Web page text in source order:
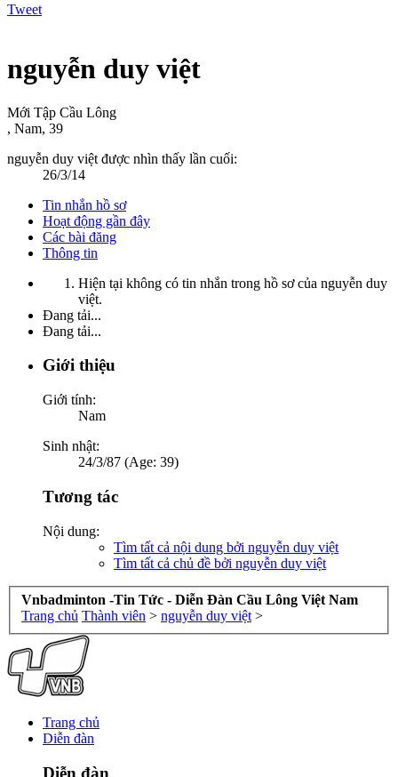
Tweet
nguyễn duy việt
Mới Tập Cầu Lông
, Nam, 39
nguyễn duy việt được nhìn thấy lần cuối:
26/3/14
Tin nhắn hồ sơ
Hoạt động gần đây
Các bài đăng
Thông tin
Hiện tại không có tin nhắn trong hồ sơ của nguyễn duy
việt.
Đang tải...
Đang tải...
Giới thiệu
Giới tính:
Nam
Sinh nhật:
24/3/87 (Age: 39)
Tương tác
Nội dung:
Tìm tất cả nội dung bởi nguyễn duy việt
Tìm tất cả chủ đề bởi nguyễn duy việt
Vnbadminton -Tin Tức - Diễn Đàn Cầu Lông Việt Nam
Trang chủ Thành viên > nguyễn duy việt >
Trang chủ
Diễn đàn
Diễn đàn